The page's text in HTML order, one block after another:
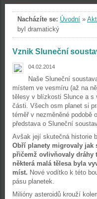
Nacházíte se: Úvodní »
byl dramatický
Vznik Sluneční
04.02.2014
Naše Sluneční
místem ve vesmíru (až na
tělesy v blízkosti Slunce a s
části. Všech osm planet si
téměř v nezměněné podobě
představa o Sluneční
Avšak její skutečná historie
Obří planety migrovaly jak
přičemž ovlivňovaly dráhy
některá malá tělesa byla
míst. Nové vodítko k této
pásu planetek.
Milióny asteroidů krouží